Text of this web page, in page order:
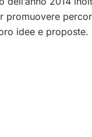
idee e proposte.